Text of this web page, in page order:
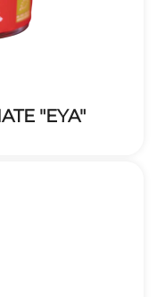
"EYA"